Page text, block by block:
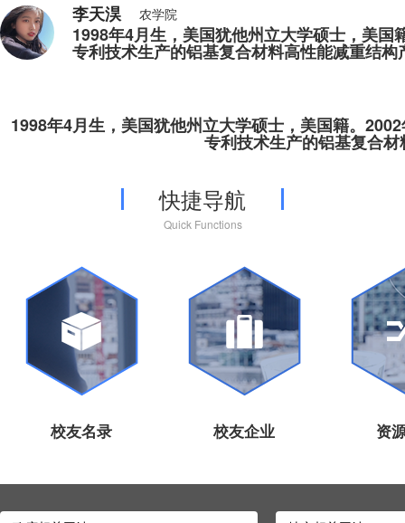
李天淏 农学院
1998年4月生，美国犹他州立大学硕士，美
专利技术生产的铝基复合材料高性能减重结
1998年4月生，美国犹他州立大学硕士，美国籍。200
专利技术生产的铝基复合
快捷导航
Quick Functions
校友名录 校友企业 资